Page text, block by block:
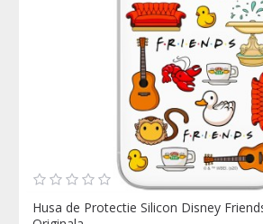
Husa de Protectie Silicon Disney